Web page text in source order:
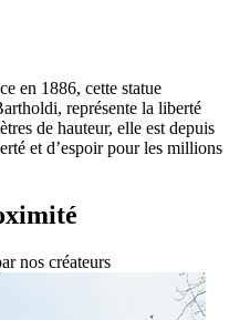
en 1886, cette statue
représente la liberté
de hauteur, elle est depuis
et d’espoir pour les millions
nos créateurs